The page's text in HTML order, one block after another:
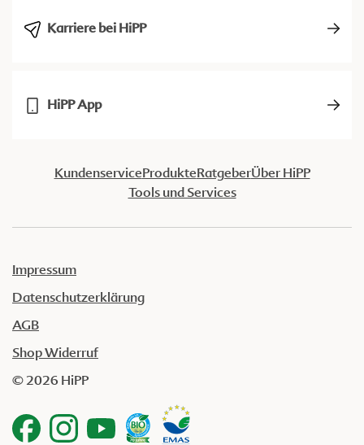
Karriere bei HiPP
HiPP App
KundenserviceProdukteRatgeberÜber HiPP
Tools und Services
Impressum
Datenschutzerklärung
AGB
Shop Widerruf
© 2026 HiPP